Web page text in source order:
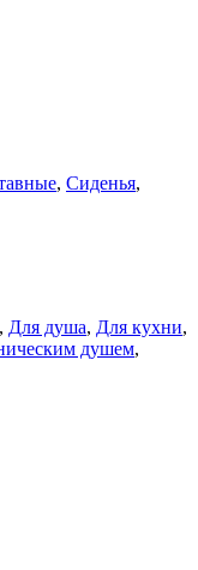
, Сиденья,
, Для душа, Для кухни,
душем,